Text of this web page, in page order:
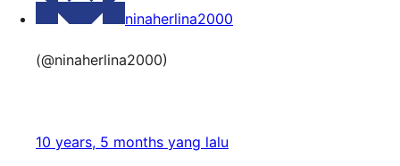
ninaherlina2000
(@ninaherlina2000)
10 years, 5 months yang lalu